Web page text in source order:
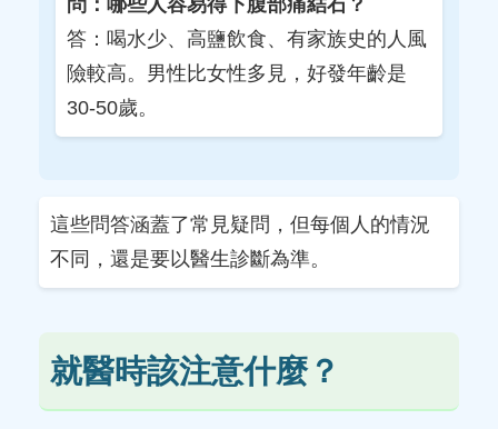
答：喝水少、高鹽飲食、有家族史的人風
險較高。男性比女性多見，好發年齡是
30-50歲。
這些問答涵蓋了常見疑問，但每個人的情況
不同，還是要以醫生診斷為準。
就醫時該注意什麼？